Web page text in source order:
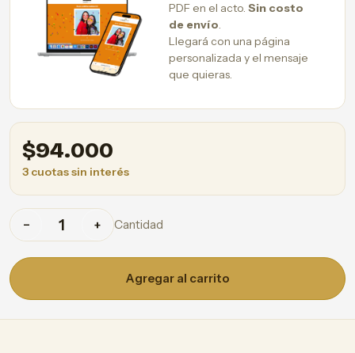
PDF en el acto. Sin costo
de envío.
Llegará con una página
personalizada y el mensaje
que quieras.
$94.000
3 cuotas sin interés
− + Cantidad
Agregar al carrito